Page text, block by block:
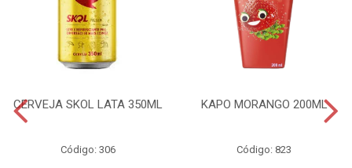
CERVEJA SKOL LATA 350ML
Código: 306
KAPO MORANGO 200ML
Código: 823